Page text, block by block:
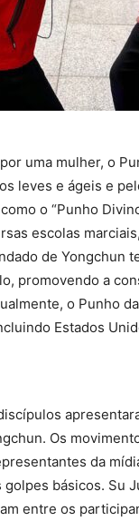
uma mulher, o
leves e ágeis e
o “Punho
escolas
de Yongchun
promovendo a
o Punho
Estados
Os
da
básicos. Su
entre os